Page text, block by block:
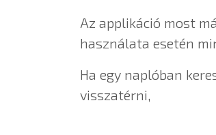
Az applikáció most
használata esetén
Ha egy naplóban
visszatérni,